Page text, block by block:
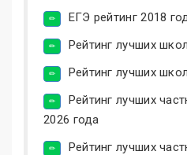
ЕГЭ рейтинг 2018
Рейтинг лучших
Рейтинг лучших
Рейтинг лучших
2026 года
Рейтинг лучших